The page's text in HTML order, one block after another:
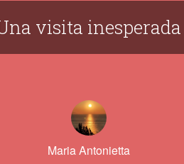
visita inesperada
Maria Antonietta